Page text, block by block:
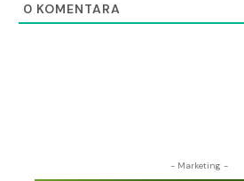
0 KOMENTARA
- Marketing -